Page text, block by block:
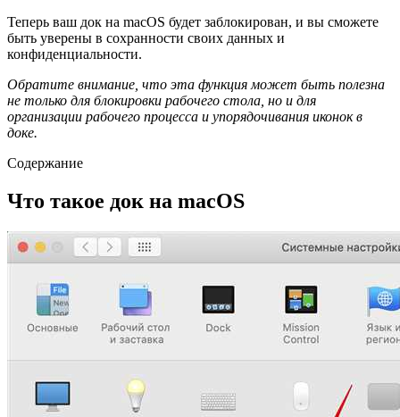
Теперь ваш док на macOS будет заблокирован, и вы сможете
быть уверены в сохранности своих данных и
конфиденциальности.
Обратите внимание, что эта функция может быть полезна
не только для блокировки рабочего стола, но и для
организации рабочего процесса и упорядочивания иконок в
доке.
Содержание
Что такое док на macOS